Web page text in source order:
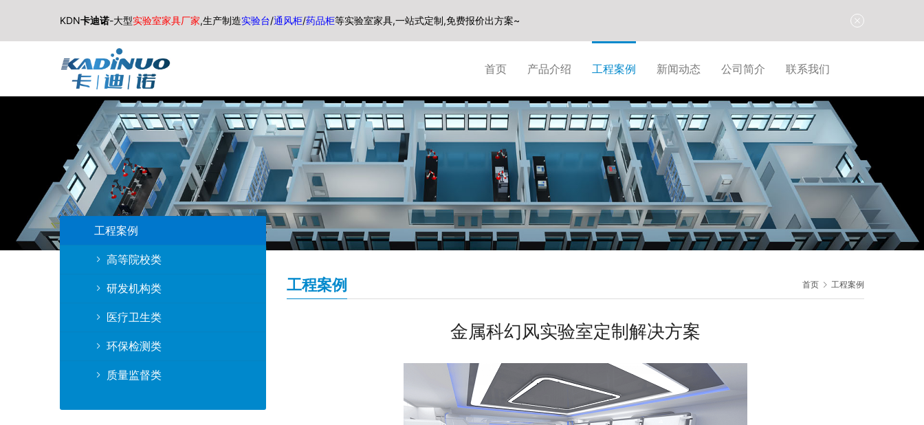
首页 产品介绍 工程案例 新闻动态 公司简介 联系我们
首页 工程案例
工程案例
金属科幻风实验室定制解决方案
工程案例
高等院校类
研发机构类
医疗卫生类
环保检测类
质量监督类
KDN卡迪诺-大型实验室家具厂家,生产制造实验台/通风柜/药品柜等实验室家具,一站式定制,免费报价出方案~